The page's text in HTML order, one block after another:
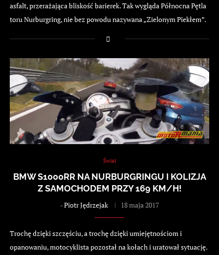
asfalt, przerażająca bliskość barierek. Tak wygląda Północna Pętla
toru Nurburgring, nie bez powodu nazywana „Zielonym Piekłem”.
Świat
BMW S1000RR NA NURBURGRINGU I KOLIZJA
Z SAMOCHODEM PRZY 169 KM/H!
-Piotr Jędrzejak 18 maja 2017
Trochę dzięki szczęściu, a trochę dzięki umiejętnościom i
opanowaniu, motocyklista pozostał na kołach i uratował sytuację.